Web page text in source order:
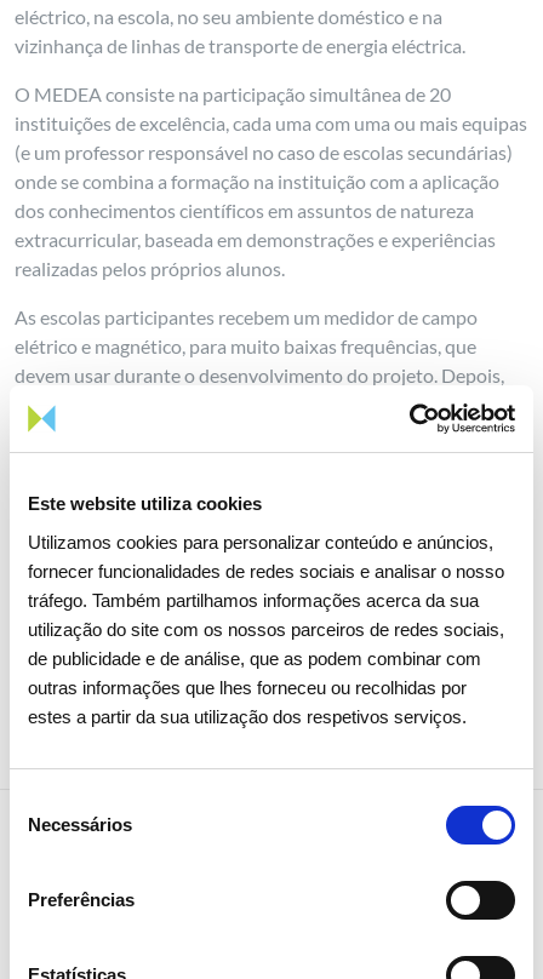
Este website utiliza cookies
Utilizamos cookies para personalizar conteúdo e anúncios,
fornecer funcionalidades de redes sociais e analisar o nosso
tráfego. Também partilhamos informações acerca da sua
utilização do site com os nossos parceiros de redes sociais,
de publicidade e de análise, que as podem combinar com
outras informações que lhes forneceu ou recolhidas por
estes a partir da sua utilização dos respetivos serviços.
Necessários
Preferências
Estatísticas
eléctrico, na escola, no seu ambiente doméstico e na
vizinhança de linhas de transporte de energia eléctrica.
O MEDEA consiste na participação simultânea de 20
instituições de excelência, cada uma com uma ou mais equipas
(e um professor responsável no caso de escolas secundárias)
onde se combina a formação na instituição com a aplicação
dos conhecimentos científicos em assuntos de natureza
extracurricular, baseada em demonstrações e experiências
realizadas pelos próprios alunos.
As escolas participantes recebem um medidor de campo
elétrico e magnético, para muito baixas frequências, que
devem usar durante o desenvolvimento do projeto. Depois,
em
www.spf.pt/medea
, a SPF disponibiliza toda a informação
necessária à sua implementação. Cada equipa participante
projeto MEDEA onde apresentarão todos os resultados
Partilhar notícia